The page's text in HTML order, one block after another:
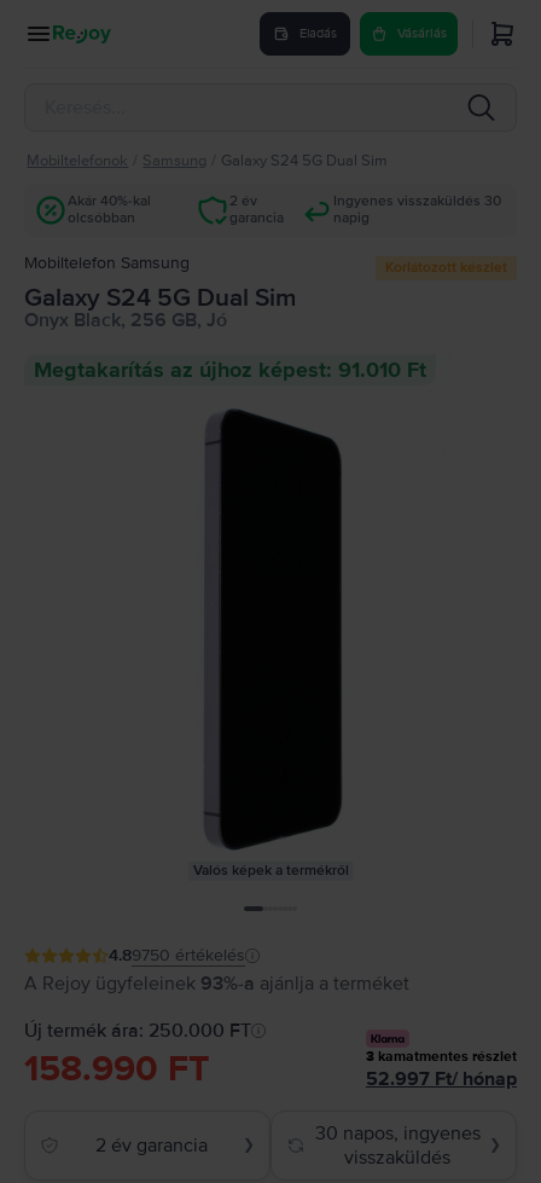
Eladás Vásárlás
Mobiltelefonok Samsung Galaxy S24 5G Dual Sim
Akár 40%-kal
olcsóbban
2 év
garancia
Ingyenes visszaküldés 30
napig
Mobiltelefon Samsung Korlátozott készlet
Galaxy S24 5G Dual Sim
Onyx Black, 256 GB, Jó
Megtakarítás az újhoz képest: 91.010 Ft
Valós képek a termékről
4.89750 értékelés
A Rejoy ügyfeleinek 93%-a ajánlja a terméket
Új termék ára: 250.000 FT
158.990 FT 3 kamatmentes részlet
52.997 Ft/ hónap
2 év garancia ❯
30 napos, ingyenes
visszaküldés
❯